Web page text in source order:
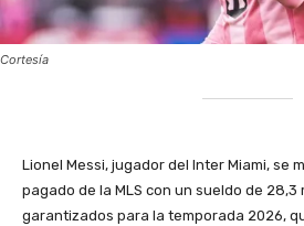
Cortesía
Lionel Messi, jugador del Inter Miami, se
pagado de la MLS con un sueldo de 28,3
garantizados para la temporada 2026,